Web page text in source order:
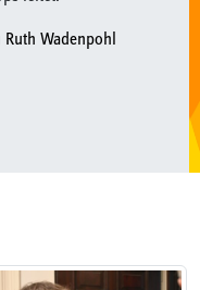
Ruth Wadenpohl